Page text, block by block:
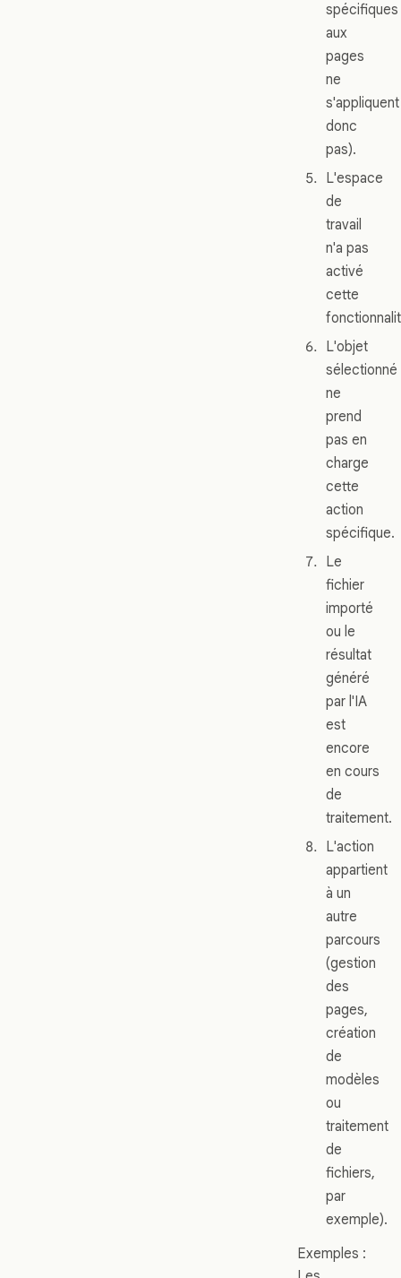
spécifiques
aux
pages
ne
s'appliquent
donc
pas).
L'espace
de
travail
n'a pas
activé
cette
L'objet
sélectionné
ne
prend
pas en
charge
cette
action
spécifique.
Le
fichier
importé
ou le
résultat
généré
par l'IA
est
encore
en cours
de
traitement.
L'action
appartient
à un
autre
parcours
(gestion
des
pages,
création
de
modèles
ou
traitement
de
fichiers,
par
exemple).
Exemples :